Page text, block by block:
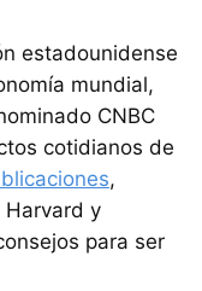
estadounidense
mundial,
CNBC
cotidianos de
,
y
para ser